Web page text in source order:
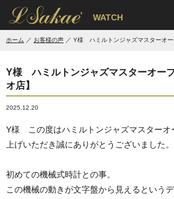
' WATCH
ホーム お客様の声 Y様 ハミルトンジャズマスターオ
Y様 ハミルトンジャズマスターオー
オ店】
2025.12.20
Y様 この度はハミルトンジャズマスターオ
上げいただき誠にありがとうございました。
初めての機械式時計との事。
この機械の動きが文字盤から見えるという